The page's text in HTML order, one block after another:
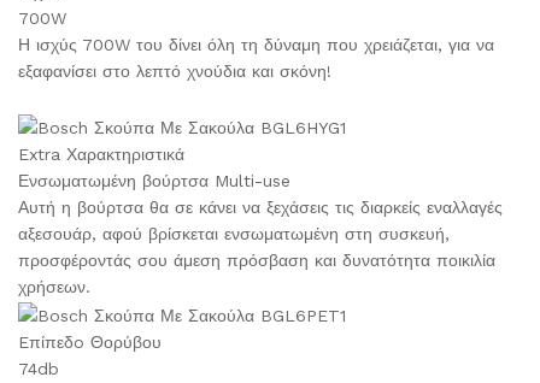
700W
Η ισχύς 700W του δίνει όλη τη δύναμη που χρειάζεται, για να
εξαφανίσει στο λεπτό χνούδια και σκόνη!
Extra Χαρακτηριστικά
Ενσωματωμένη βούρτσα Multi-use
Αυτή η βούρτσα θα σε κάνει να ξεχάσεις τις διαρκείς εναλλαγές
αξεσουάρ, αφού βρίσκεται ενσωματωμένη στη συσκευή,
προσφέροντάς σου άμεση πρόσβαση και δυνατότητα ποικιλία
χρήσεων.
Eπίπεδo Θορύβου
74db